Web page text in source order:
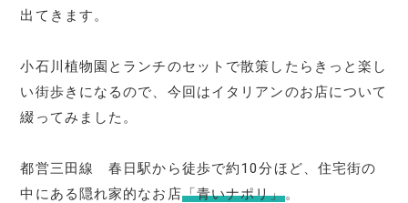
出てきます。
小石川植物園とランチのセットで散策したらきっと楽し
い街歩きになるので、今回はイタリアンのお店について
綴ってみました。
都営三田線 春日駅から徒歩で約10分ほど、住宅街の
中にある隠れ家的なお店「青いナポリ」。